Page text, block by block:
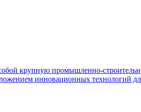
крупную промышленно-
инновационных технологий